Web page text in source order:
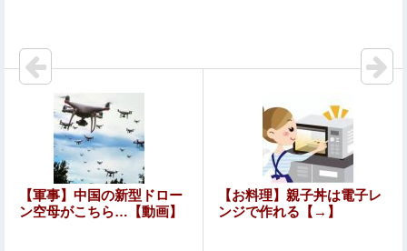
たので訴えます」
夫さん、妻に「天井のシミ数えてれば終わるでな」と押し
倒されて性行為 → 凄いことになるｗｗｗｗｗ
給食着はすごいニオイのときある。アイロンあてたときに
むせ込むほどにクッッッサ！ってなる
旅行先で綺麗なガラス工房の灰皿を愛煙家の父のお土産に
したんだけどダイソーでそっくりな商品を見つけた
【軍事】中国の新型ドロー
ン空母がこちら…【動画】
【お料理】親子丼は電子レ
ンジで作れる【→】